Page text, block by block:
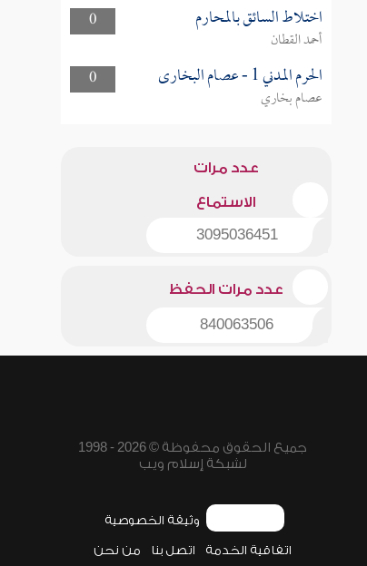
0
اختلاط السائق بالمحارم
أحمد القطان
0
الحرم المدني 1 - عصام البخارى
عصام بخاري
عدد مرات
الاستماع
3095036451
عدد مرات الحفظ
840063506
جميع الحقوق محفوظة © 2026 - 1998
لشبكة إسلام ويب
وثيقة الخصوصية
اتفاقية الخدمة اتصل بنا من نحن